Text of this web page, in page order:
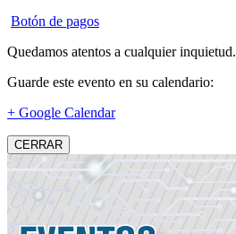
Botón de pagos
Quedamos atentos a cualquier inquietud.
Guarde este evento en su calendario:
+ Google Calendar
CERRAR